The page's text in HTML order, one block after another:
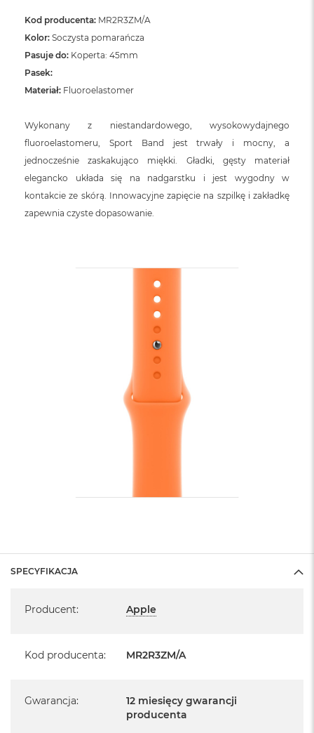
Kod producenta: MR2R3ZM/A
Kolor: Soczysta pomarańcza
Pasuje do: Koperta: 45mm
Pasek:
Materiał: Fluoroelastomer
Wykonany z niestandardowego, wysokowydajnego
fluoroelastomeru, Sport Band jest trwały i mocny, a
jednocześnie zaskakująco miękki. Gładki, gęsty materiał
elegancko układa się na nadgarstku i jest wygodny w
kontakcie ze skórą. Innowacyjne zapięcie na szpilkę i zakładkę
zapewnia czyste dopasowanie.
SPECYFIKACJA
Producent: Apple
Kod producenta: MR2R3ZM/A
Gwarancja:
12 miesięcy gwarancji
producenta